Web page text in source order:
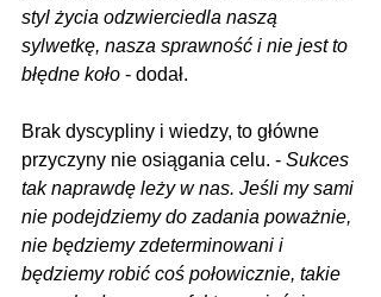
styl życia odzwierciedla naszą
sylwetkę, nasza sprawność i nie jest to
błędne koło - dodał.
Brak dyscypliny i wiedzy, to główne
przyczyny nie osiągania celu. - Sukces
tak naprawdę leży w nas. Jeśli my sami
nie podejdziemy do zadania poważnie,
nie będziemy zdeterminowani i
będziemy robić coś połowicznie, takie